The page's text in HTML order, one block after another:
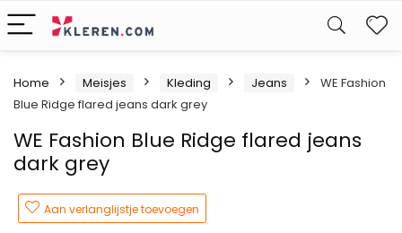
Home Meisjes Kleding Jeans
WE Fashion
Blue Ridge flared jeans dark grey
WE Fashion Blue Ridge flared jeans
dark grey
Aan verlanglijstje toevoegen